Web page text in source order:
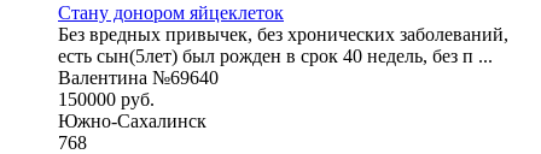
Стану донором яйцеклеток
Без вредных привычек, без хронических заболеваний,
есть сын(5лет) был рожден в срок 40 недель, без п ...
Валентина №69640
150000 руб.
Южно-Сахалинск
768